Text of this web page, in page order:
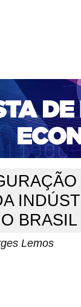
CADASTRO
DA UNIFACS
BRASIL
Lemos